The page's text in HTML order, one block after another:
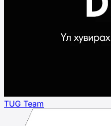
TUG Team